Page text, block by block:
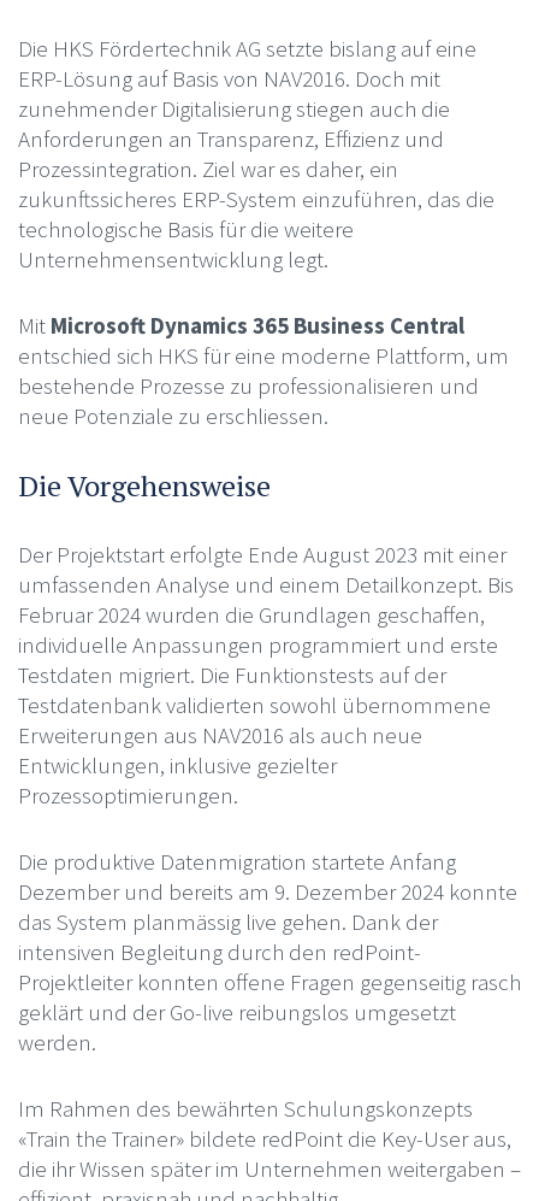
Die HKS Fördertechnik AG setzte bislang auf eine
ERP-Lösung auf Basis von NAV2016. Doch mit
zunehmender Digitalisierung stiegen auch die
Anforderungen an Transparenz, Effizienz und
Prozessintegration. Ziel war es daher, ein
zukunftssicheres ERP-System einzuführen, das die
technologische Basis für die weitere
Unternehmensentwicklung legt.
Mit Microsoft Dynamics 365 Business Central
entschied sich HKS für eine moderne Plattform, um
bestehende Prozesse zu professionalisieren und
neue Potenziale zu erschliessen.
Die Vorgehensweise
Der Projektstart erfolgte Ende August 2023 mit einer
umfassenden Analyse und einem Detailkonzept. Bis
Februar 2024 wurden die Grundlagen geschaffen,
individuelle Anpassungen programmiert und erste
Testdaten migriert. Die Funktionstests auf der
Testdatenbank validierten sowohl übernommene
Erweiterungen aus NAV2016 als auch neue
Entwicklungen, inklusive gezielter
Prozessoptimierungen.
Die produktive Datenmigration startete Anfang
Dezember und bereits am 9. Dezember 2024 konnte
das System planmässig live gehen. Dank der
intensiven Begleitung durch den redPoint-
Projektleiter konnten offene Fragen gegenseitig rasch
geklärt und der Go-live reibungslos umgesetzt
werden.
Im Rahmen des bewährten Schulungskonzepts
«Train the Trainer» bildete redPoint die Key-User aus,
die ihr Wissen später im Unternehmen weitergaben –